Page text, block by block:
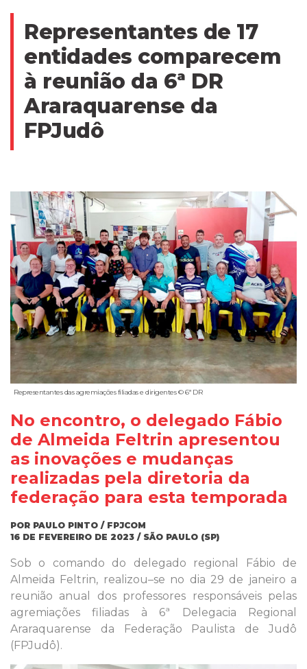
Representantes de 17
entidades comparecem
à reunião da 6ª DR
Araraquarense da
FPJudô
Representantes das agremiações filiadas e dirigentes © 6ª DR
No encontro, o delegado Fábio
de Almeida Feltrin apresentou
as inovações e mudanças
realizadas pela diretoria da
federação para esta temporada
POR PAULO PINTO / FPJCOM
16 DE FEVEREIRO DE 2023 / SÃO PAULO (SP)
Sob o comando do delegado regional Fábio de
Almeida Feltrin, realizou–se no dia 29 de janeiro a
reunião anual dos professores responsáveis pelas
agremiações filiadas à 6ª Delegacia Regional
Araraquarense da Federação Paulista de Judô
(FPJudô).